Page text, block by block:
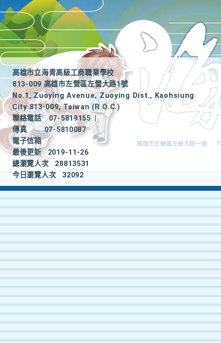
高雄市立海青高級工商職業學校
813-009 高雄市左營區左營大路1號
No.1, Zuoying Avenue, Zuoying Dist., Kaohsiung
City 813-009, Taiwan (R.O.C.)
聯絡電話
07-5819155
|
傳真
07-5810087
電子信箱
最後更新
2019-11-26
總瀏覽人次
28813531
今日瀏覽人次
32092